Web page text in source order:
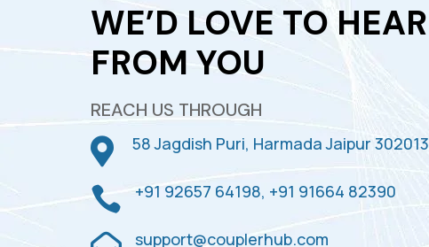
WE’D LOVE TO HEAR
FROM YOU
REACH US THROUGH
 58 Jagdish Puri, Harmada Jaipur 302013
 +91 92657 64198, +91 91664 82390
support@couplerhub.com